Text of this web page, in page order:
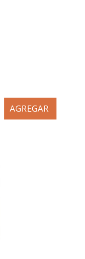
AGREGAR